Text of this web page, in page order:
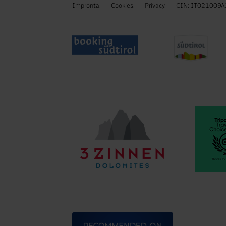
Impronta. Cookies. Privacy. CIN: